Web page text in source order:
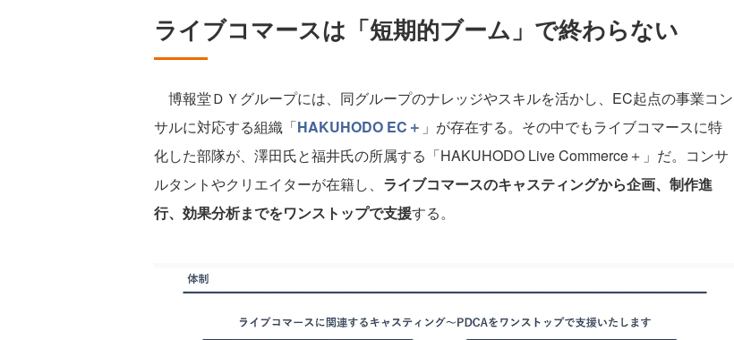
ライブコマースは「短期的ブーム」で終わらない
博報堂ＤＹグループには、同グループのナレッジやスキルを活かし、EC起点の事業コン
サルに対応する組織「HAKUHODO EC＋ 」が存在する。その中でもライブコマースに特
化した部隊が、澤田氏と福井氏の所属する「HAKUHODO Live Commerce＋」だ。コンサ
ルタントやクリエイターが在籍し、 ライブコマースのキャスティングから企画、制作進
行、効果分析までをワンストップで支援する。